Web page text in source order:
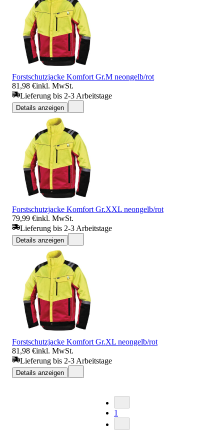
Forstschutzjacke Komfort Gr.M neongelb/rot
81,98 €inkl. MwSt.
Lieferung bis 2-3 Arbeitstage
Details anzeigen
Forstschutzjacke Komfort Gr.XXL neongelb/rot
79,99 €inkl. MwSt.
Lieferung bis 2-3 Arbeitstage
Details anzeigen
Forstschutzjacke Komfort Gr.XL neongelb/rot
81,98 €inkl. MwSt.
Lieferung bis 2-3 Arbeitstage
Details anzeigen
1